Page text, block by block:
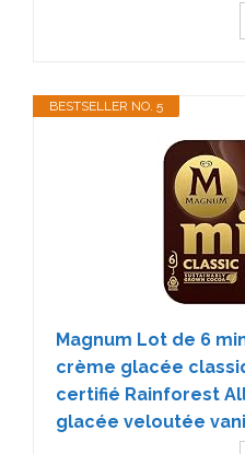
BESTSELLER NO. 5
Magnum Lot de 6
crème glacée
certifié Rainforest
glacée veloutée